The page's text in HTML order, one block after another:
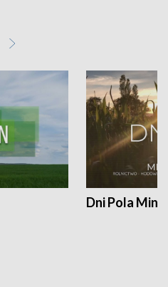
Dni Pola